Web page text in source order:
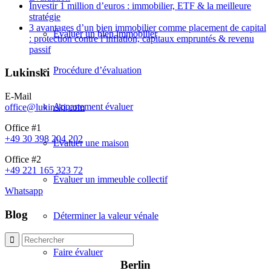
Évaluer un bien immobilier
Procédure d’évaluation
Appartement évaluer
Évaluer une maison
Évaluer un immeuble collectif
Déterminer la valeur vénale
Faire évaluer
Investir 1 million d’euros : immobilier, ETF & la meilleure
stratégie
3 avantages d’un bien immobilier comme placement de capital
: protection contre l’inflation, capitaux empruntés & revenu
passif
Lukinski
E-Mail
office@lukinski.com
Office #1
+49 30 398 204 202
Office #2
+49 221 165 323 72
Whatsapp
Blog
Berlin